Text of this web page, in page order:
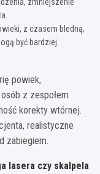
z czasem bledną,
być bardziej
powiek,
z zespołem
korekty wtórnej.
realistyczne
zabiegiem.
lasera czy skalpela